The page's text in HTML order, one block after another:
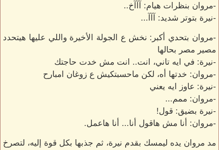
-مروان بنظرات هيام: آآآخ..
-نيرة بتوتر شديد: آآآ...
-مروان بتحدي أكبر: نخش ع الجولة الأخيرة واللي عليها هيتحدد
مصير مصر بحالها
-نيرة: في ايه تاني، انت.. انت مش خدت حاجتك
-مروان: خدتها أه، لكن ماحسبتكيش ع زوغان امبارح
-نيرة: عاوز ايه يعني
-مروان: ممم...
-نيرة بضيق: قول!
-مروان: أنا مش هاقول أنا... أنا هاعمل.
مد مروان يده ليمسك بقدم نيرة، ثم جذبها بكل قوة إليه، لتصرخ